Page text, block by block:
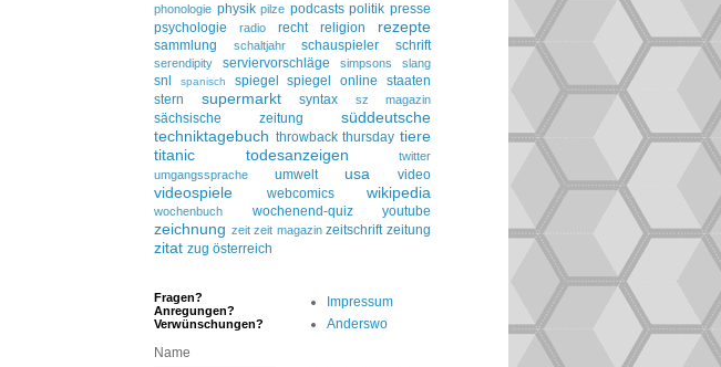
phonologie physik pilze podcasts politik presse
psychologie
radio recht religion rezepte
sammlung schaltjahr schauspieler schrift
serendipity serviervorschläge simpsons slang
snl spanisch spiegel spiegel online
staaten
stern
supermarkt syntax sz magazin
sächsische zeitung
süddeutsche
techniktagebuch throwback thursday tiere
titanic
todesanzeigen
twitter
umgangssprache
umwelt usa video
videospiele webcomics wikipedia
wochenbuch wochenend-quiz youtube
zeichnung zeit zeit magazin zeitschrift zeitung
zitat zug österreich
Fragen?
Anregungen?
Verwünschungen?
Name
Impressum
Anderswo